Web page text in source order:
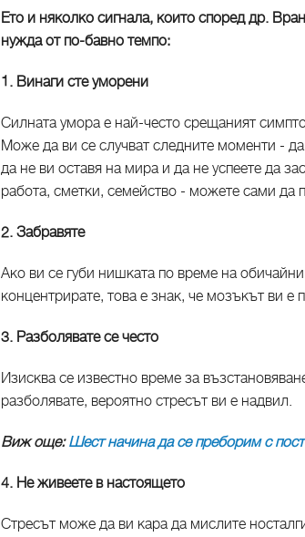
Ето и няколко сигнала, които според др.
нужда от по-бавно темпо:
1. Винаги сте уморени
Силната умора е най-често срещаният
Може да ви се случват следните моменти -
да не ви оставя на мира и да не успеете да
работа, сметки, семейство - можете сами да
2. Забравяте
Ако ви се губи нишката по време на
концентрирате, това е знак, че мозъкът ви е
3. Разболявате се често
Изисква се известно време за
разболявате, вероятно стресът ви е надвил.
Виж още:Шест начина да се преборим с
4. Не живеете в настоящето
Стресът може да ви кара да мислите